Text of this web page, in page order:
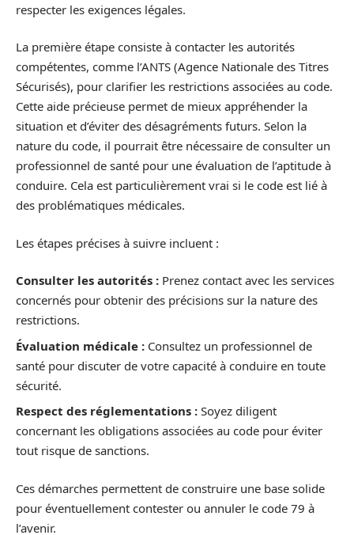
respecter les exigences légales.
La première étape consiste à contacter les autorités
compétentes, comme l’ANTS (Agence Nationale des Titres
Sécurisés), pour clarifier les restrictions associées au code.
Cette aide précieuse permet de mieux appréhender la
situation et d’éviter des désagréments futurs. Selon la
nature du code, il pourrait être nécessaire de consulter un
professionnel de santé pour une évaluation de l’aptitude à
conduire. Cela est particulièrement vrai si le code est lié à
des problématiques médicales.
Les étapes précises à suivre incluent :
Consulter les autorités : Prenez contact avec les services
concernés pour obtenir des précisions sur la nature des
restrictions.
Évaluation médicale : Consultez un professionnel de
santé pour discuter de votre capacité à conduire en toute
sécurité.
Respect des réglementations : Soyez diligent
concernant les obligations associées au code pour éviter
tout risque de sanctions.
Ces démarches permettent de construire une base solide
pour éventuellement contester ou annuler le code 79 à
l’avenir.